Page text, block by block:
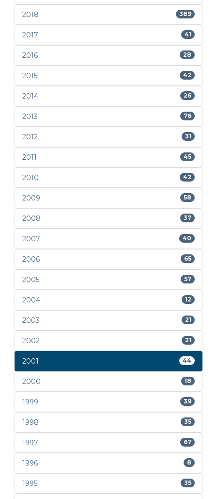
2018 389
2017 41
2016 28
2015 42
2014 26
2013 76
2012 31
2011 45
2010 42
2009 58
2008 37
2007 40
2006 65
2005 57
2004 12
2003 21
2002 21
2001 44
2000 18
1999 39
1998 35
1997 67
1996 8
1995 35